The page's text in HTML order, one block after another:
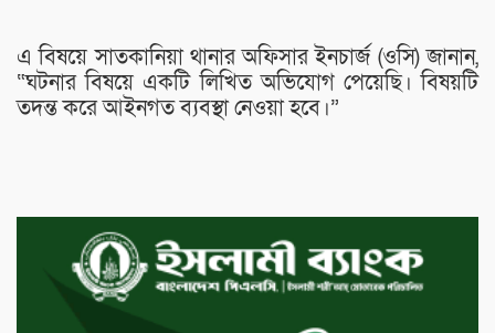
এ বিষয়ে সাতকানিয়া থানার অফিসার ইনচার্জ (ওসি) জানান,
“ঘটনার বিষয়ে একটি লিখিত অভিযোগ পেয়েছি। বিষয়টি
তদন্ত করে আইনগত ব্যবস্থা নেওয়া হবে।”